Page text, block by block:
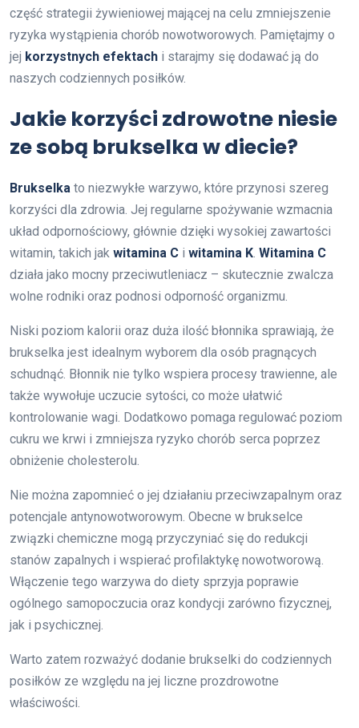
część strategii żywieniowej mającej na celu zmniejszenie
ryzyka wystąpienia chorób nowotworowych. Pamiętajmy o
jej korzystnych efektach i starajmy się dodawać ją do
naszych codziennych posiłków.
Jakie korzyści zdrowotne niesie
ze sobą brukselka w diecie?
Brukselka to niezwykłe warzywo, które przynosi szereg
korzyści dla zdrowia. Jej regularne spożywanie wzmacnia
układ odpornościowy, głównie dzięki wysokiej zawartości
witamin, takich jak witamina C i witamina K. Witamina C
działa jako mocny przeciwutleniacz – skutecznie zwalcza
wolne rodniki oraz podnosi odporność organizmu.
Niski poziom kalorii oraz duża ilość błonnika sprawiają, że
brukselka jest idealnym wyborem dla osób pragnących
schudnąć. Błonnik nie tylko wspiera procesy trawienne, ale
także wywołuje uczucie sytości, co może ułatwić
kontrolowanie wagi. Dodatkowo pomaga regulować poziom
cukru we krwi i zmniejsza ryzyko chorób serca poprzez
obniżenie cholesterolu.
Nie można zapomnieć o jej działaniu przeciwzapalnym oraz
potencjale antynowotworowym. Obecne w brukselce
związki chemiczne mogą przyczyniać się do redukcji
stanów zapalnych i wspierać profilaktykę nowotworową.
Włączenie tego warzywa do diety sprzyja poprawie
ogólnego samopoczucia oraz kondycji zarówno fizycznej,
jak i psychicznej.
Warto zatem rozważyć dodanie brukselki do codziennych
posiłków ze względu na jej liczne prozdrowotne
właściwości.